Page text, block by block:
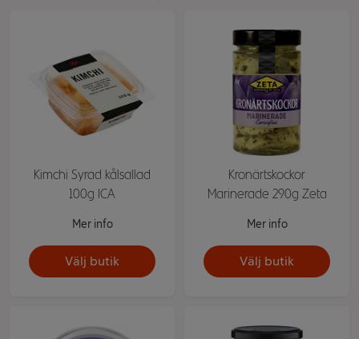
Kimchi Syrad kålsallad
100g ICA
Mer info
Välj butik
Kronärtskockor
Marinerade 290g Zeta
Mer info
Välj butik